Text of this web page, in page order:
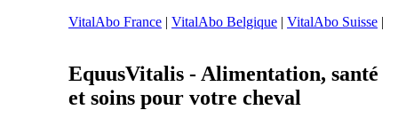
VitalAbo France | VitalAbo Belgique | VitalAbo Suisse |
EquusVitalis - Alimentation, santé
et soins pour votre cheval